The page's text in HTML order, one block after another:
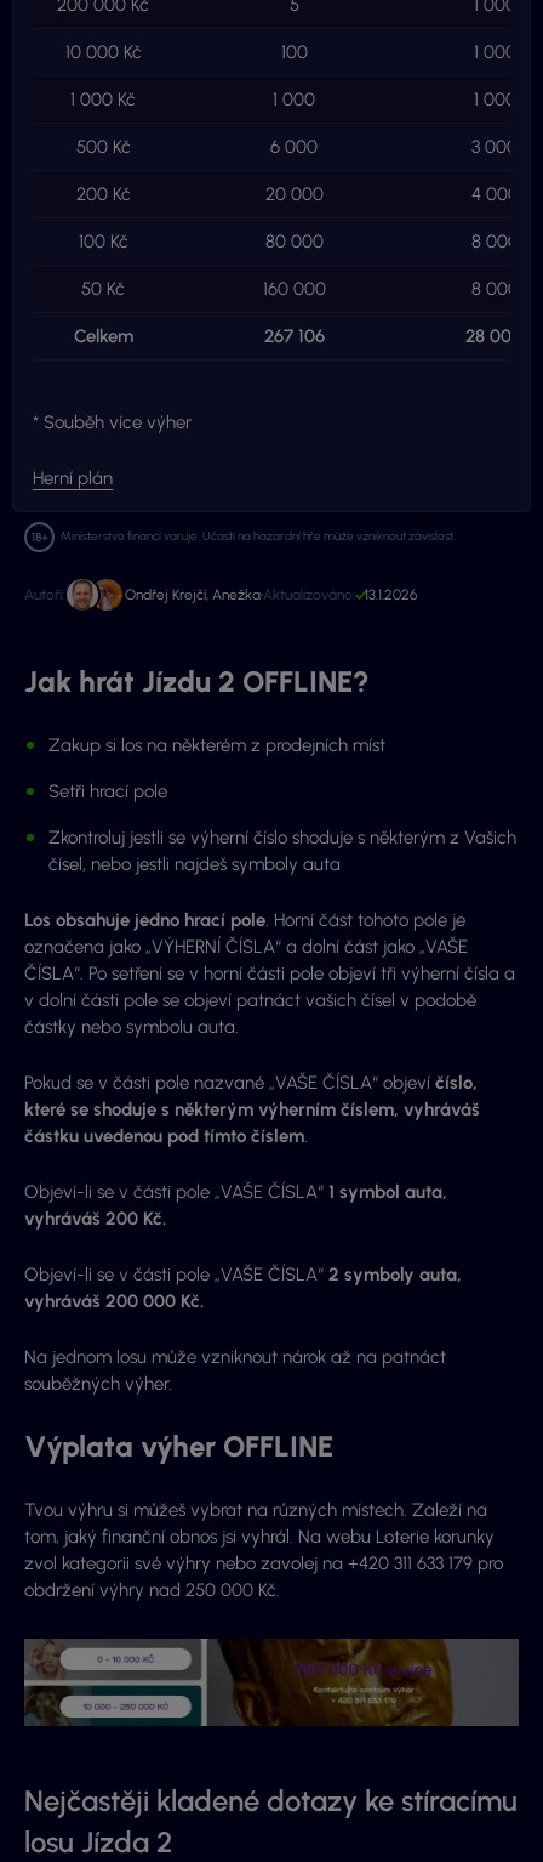
Celkem 267 106 28 000
200 000 Kč 5 1 000
10 000 Kč 100 1 000
1 000 Kč 1 000 1 000
500 Kč 6 000 3 000
200 Kč 20 000 4 000
100 Kč 80 000 8 000
50 Kč 160 000 8 000
* Souběh více výher
Herní plán
Ministerstvo financí varuje: Účastí na hazardní hře může vzniknout závislost.
Autoři: Ondřej Krejčí, Anežka Aktualizováno: 13.1.2026
Jak hrát Jízdu 2 OFFLINE?
Zakup si los na některém z prodejních míst
Setři hrací pole
Zkontroluj jestli se výherní číslo shoduje s některým z Vašich
čísel, nebo jestli najdeš symboly auta
Los obsahuje jedno hrací pole. Horní část tohoto pole je
označena jako „VÝHERNÍ ČÍSLA“ a dolní část jako „VAŠE
ČÍSLA“. Po setření se v horní části pole objeví tři výherní čísla a
v dolní části pole se objeví patnáct vašich čísel v podobě
částky nebo symbolu auta.
Pokud se v části pole nazvané „VAŠE ČÍSLA“ objeví číslo,
které se shoduje s některým výherním číslem, vyhráváš
částku uvedenou pod tímto číslem.
Objeví-li se v části pole „VAŠE ČÍSLA“ 1 symbol auta,
vyhráváš 200 Kč.
Objeví-li se v části pole „VAŠE ČÍSLA“ 2 symboly auta,
vyhráváš 200 000 Kč.
Na jednom losu může vzniknout nárok až na patnáct
souběžných výher.
Výplata výher OFFLINE
Tvou výhru si můžeš vybrat na různých místech. Zaleží na
tom, jaký finanční obnos jsi vyhrál. Na webu Loterie korunky
zvol kategorii své výhry nebo zavolej na +420 311 633 179 pro
obdržení výhry nad 250 000 Kč.
Nejčastěji kladené dotazy ke stíracímu
losu Jízda 2